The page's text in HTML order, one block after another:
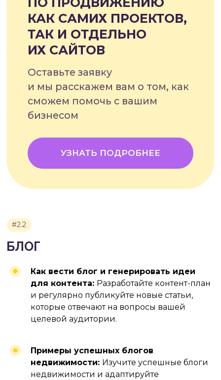
Как вести блог и генерировать идеи
для контента: Разработайте контент-план
и регулярно публикуйте новые статьи,
которые отвечают на вопросы вашей
целевой аудитории.
Примеры успешных блогов
недвижимости: Изучите успешные блоги
недвижимости и адаптируйте
привлечь целевую
аудиторию, заняв первые
строчки специального блока
по определенным ключевым
Денис Воропаев, основатель
digital-агентства Voropaev Media
ИЗ НАШИХ ОСНОВНЫХ
С SEO
агентством, изучите наши
подходы и кейсы, оставьте
заявку для бесплатной
консультации по вашему
проекту